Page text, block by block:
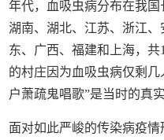
年代，血吸虫病分布在我
湖南、湖北、江苏、浙江
东、广西、福建和上海，
的村庄因为血吸虫病仅剩
户萧疏鬼唱歌”是当时的真实
面对如此严峻的传染病疫